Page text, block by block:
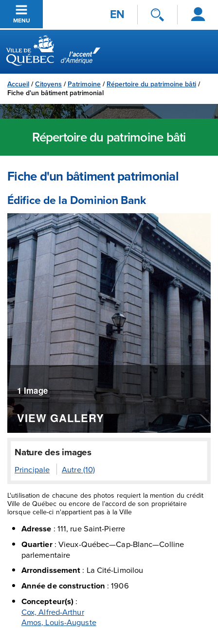
Passer au contenu principal
MENU EN
Se
connecter
Ville de Québec
Accueil /Citoyens / Patrimoine / Répertoire du patrimoine bâti /
Fiche d'un bâtiment patrimonial
Répertoire du patrimoine bâti
Fiche d'un bâtiment patrimonial
Édifice de la Dominion Bank
1 Image
VIEW GALLERY
Nature des images
Principale Autre (10)
L'utilisation de chacune des photos requiert la mention du crédit
Ville de Québec ou encore de l’accord de son propriétaire
lorsque celle-ci n'appartient pas à la Ville
Adresse : 111, rue Saint-Pierre
Quartier: Vieux-Québec—Cap-Blanc—Colline
parlementaire
Arrondissement : La Cité-Limoilou
Année de construction :1906
Concepteur(s) :
Cox, Alfred-Arthur
Amos, Louis-Auguste